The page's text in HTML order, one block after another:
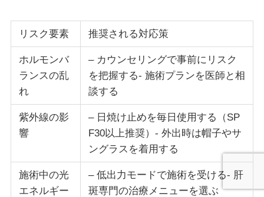
リスク要素 推奨される対応策
ホルモンバ
ランスの乱
れ
– カウンセリングで事前にリスク
を把握する- 施術プランを医師と相
談する
紫外線の影
響
– 日焼け止めを毎日使用する（SP
F30以上推奨）- 外出時は帽子やサ
ングラスを着用する
施術中の光
エネルギー
– 低出力モードで施術を受ける- 肝
斑専門の治療メニューを選ぶ